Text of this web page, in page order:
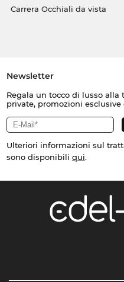
Carrera Occhiali da vista
Newsletter
Regala un tocco di lusso alla
private, promozioni
Ulteriori informazioni sul
sono disponibili qui.